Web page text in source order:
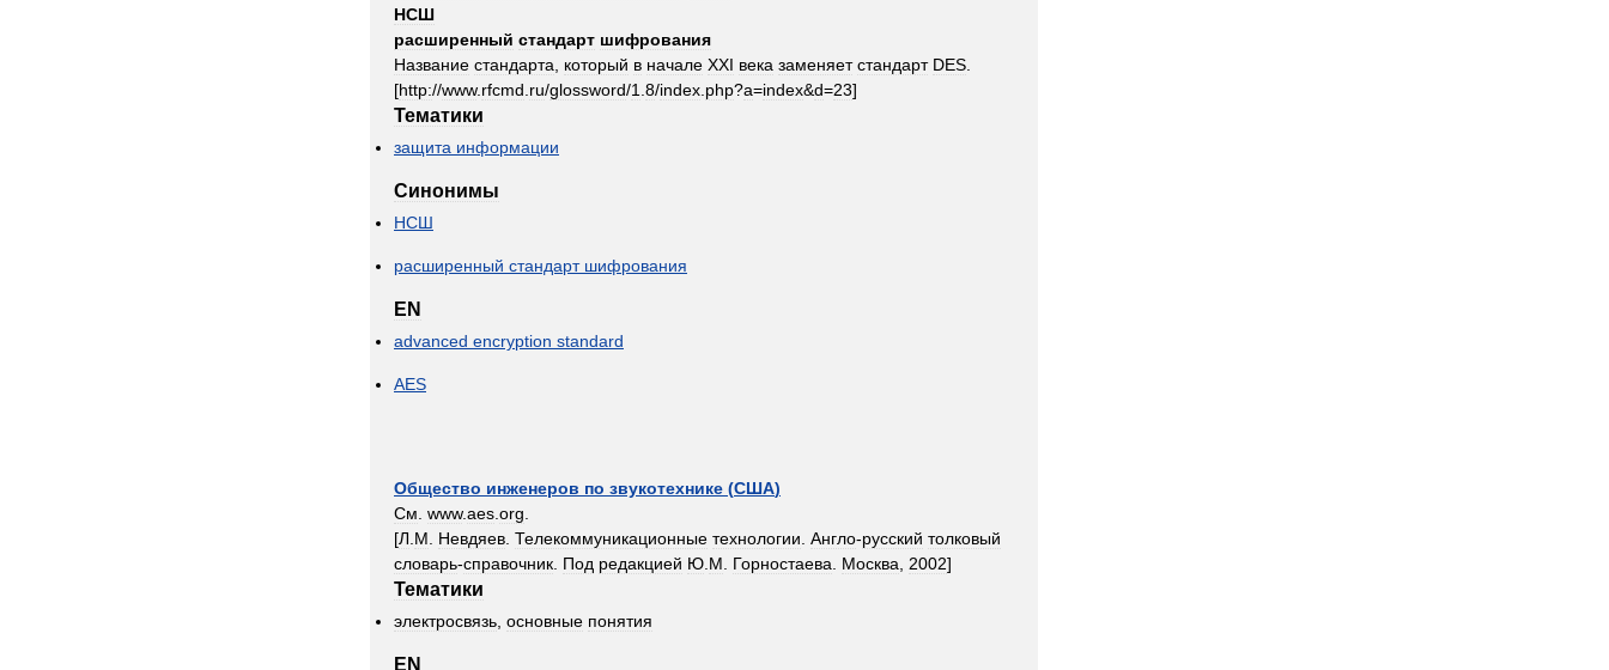
НСШ
расширенный стандарт шифрования
Название стандарта который в начале XXI века заменяет стандарт DES
[http://www. rfcmd ru/glossword/1 8/index php?a=index&d=23]
Тематики
защита информации
Синонимы
НСШ
расширенный стандарт шифрования
EN
advanced encryption standard
AES
Общество инженеров по звукотехнике (США)
См www.aes org
[Л М Невдяев Телекоммуникационные технологии Англо-русский толковый
словарь-справочник Под редакцией Ю М Горностаева Москва 2002]
Тематики
электросвязь основные понятия
EN